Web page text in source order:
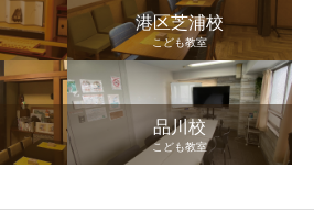
港区芝浦校
こども教室
品川校
こども教室